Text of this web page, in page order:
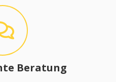
Beratung